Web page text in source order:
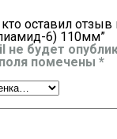
оставил отзыв
6) 110мм”
не будет
помечены *